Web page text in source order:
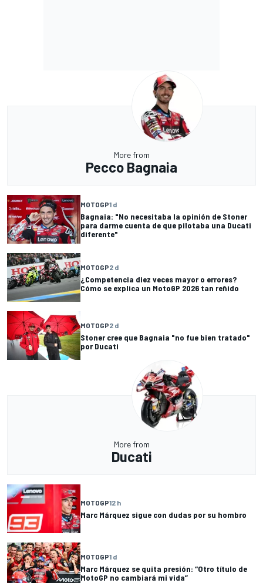
More from
Pecco Bagnaia
MOTOGP1 d
Bagnaia: "No necesitaba la opinión de Stoner
para darme cuenta de que pilotaba una Ducati
diferente"
MOTOGP2 d
¿Competencia diez veces mayor o errores?
Cómo se explica un MotoGP 2026 tan reñido
MOTOGP2 d
Stoner cree que Bagnaia "no fue bien tratado"
por Ducati
More from
Ducati
MOTOGP12 h
Marc Márquez sigue con dudas por su hombro
MOTOGP1 d
Marc Márquez se quita presión: “Otro título de
MotoGP no cambiará mi vida”